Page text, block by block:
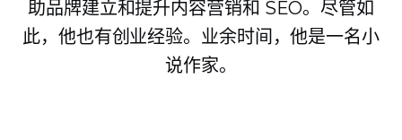
助品牌建立和提升内容营销和 SEO。尽管如
此，他也有创业经验。业余时间，他是一名小
说作家。